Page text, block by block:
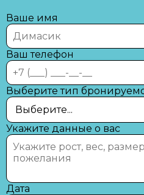
Ваше имя
Ваш телефон
Выберите тип
Укажите данные о вас
Дата